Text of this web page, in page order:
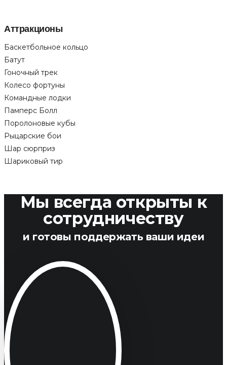
Аттракционы
Баскетбольное кольцо
Батут
Гоночный трек
Колесо фортуны
Командные лодки
Памперс Болл
Поролоновые кубы
Рыцарские бои
Шар сюрприз
Шариковый тир
Мы всегда открыты к
сотрудничеству
и готовы поддержать ваши идеи